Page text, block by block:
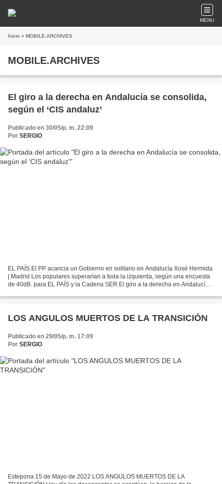
MENU
Inicio » MOBILE.ARCHIVES
MOBILE.ARCHIVES
El giro a la derecha en Andalucía se consolida,
según el ‘CIS andaluz’
Publicado en 30/05/p. m. 22:09
Por SERGIO
EL PAÍS El PP acaricia un Gobierno en solitario en Andalucía Xosé Hermida
| Madrid Los populares superarían a toda la izquierda, según una encuesta
de 40dB. para EL PAÍS y la Cadena SER El giro a la derecha en Andalucía
LOS ANGULOS MUERTOS DE LA TRANSICIÓN
Publicado en 29/05/p. m. 17:09
Por SERGIO
Estepona 15 de Mayo de 2022 LOS ANGULOS MUERTOS DE LA